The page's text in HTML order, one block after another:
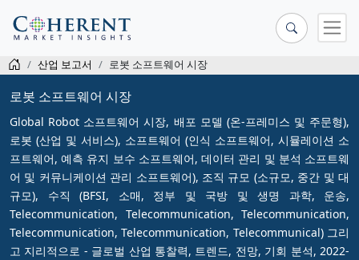
산업 보고서 로봇 소프트웨어 시장
로봇 소프트웨어 시장
Global Robot 소프트웨어 시장, 배포 모델 (온-프레미스 및 주문형),
로봇 (산업 및 서비스), 소프트웨어 (인식 소프트웨어, 시뮬레이션 소
프트웨어, 예측 유지 보수 소프트웨어, 데이터 관리 및 분석 소프트웨
어 및 커뮤니케이션 관리 소프트웨어), 조직 규모 (소규모, 중간 및 대
규모), 수직 (BFSI, 소매, 정부 및 국방 및 생명 과학, 운송,
Telecommunication, Telecommunication, Telecommunication,
Telecommunication, Telecommunication, Telecommunical) 그리
고 지리적으로 - 글로벌 산업 통찰력, 트렌드, 전망, 기회 분석, 2022-